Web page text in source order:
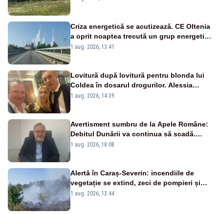
Criza energetică se acutizează. CE Oltenia
a oprit noaptea trecută un grup energetic
de la Rovinari
1 aug. 2026, 13:41
Lovitură după lovitură pentru blonda lui
Coldea în dosarul drogurilor. Alessia
Păcuraru explică decizia magistraților
1 aug. 2026, 14:39
Avertisment sumbru de la Apele Române:
Debitul Dunării va continua să scadă.
Cernavodă s-ar putea închide în 4 zile
1 aug. 2026, 18:08
Alertă în Caraș-Severin: incendiile de
vegetație se extind, zeci de pompieri și
silvicultori se luptă cu flăcările - VIDEO
1 aug. 2026, 12:44